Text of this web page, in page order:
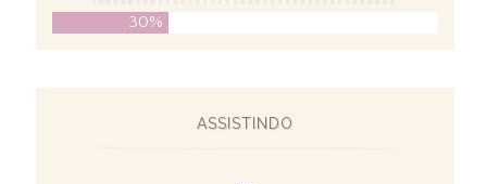
30%
ASSISTINDO